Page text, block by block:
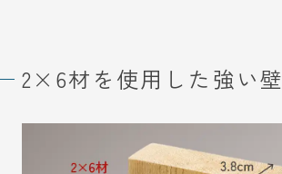
2×6材を使用した強い壁